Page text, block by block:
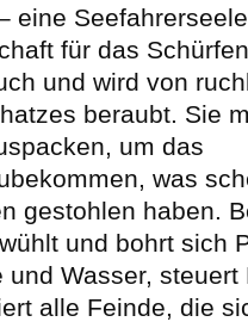
eine
für das
und wird von
beraubt. Sie
um das
was
gestohlen haben.
und bohrt sich
und Wasser,
alle Feinde, die